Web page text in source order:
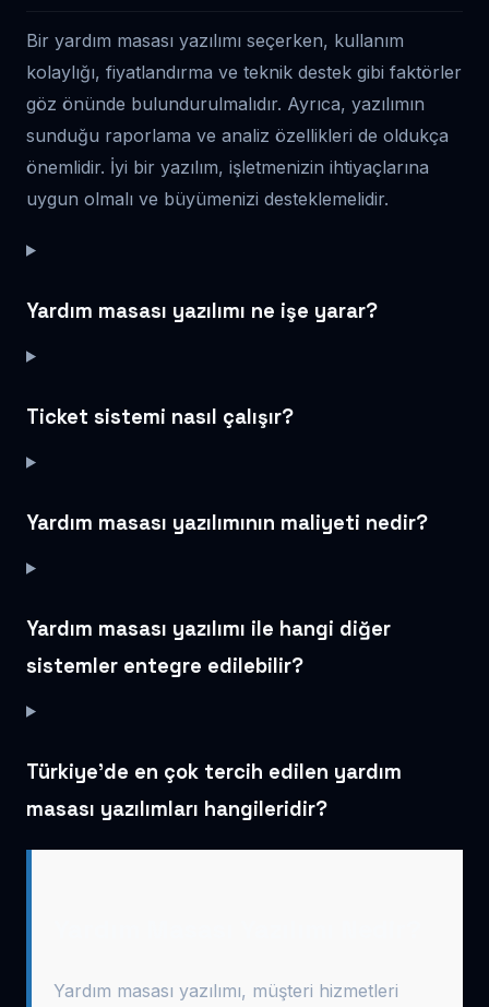
Bir yardım masası yazılımı seçerken, kullanım
kolaylığı, fiyatlandırma ve teknik destek gibi faktörler
göz önünde bulundurulmalıdır. Ayrıca, yazılımın
sunduğu raporlama ve analiz özellikleri de oldukça
önemlidir. İyi bir yazılım, işletmenizin ihtiyaçlarına
uygun olmalı ve büyümenizi desteklemelidir.
Yardım masası yazılımı ne işe yarar?
Ticket sistemi nasıl çalışır?
Yardım masası yazılımının maliyeti nedir?
Yardım masası yazılımı ile hangi diğer
sistemler entegre edilebilir?
Türkiye’de en çok tercih edilen yardım
masası yazılımları hangileridir?
Yardım masası yazılımı, müşteri hizmetleri